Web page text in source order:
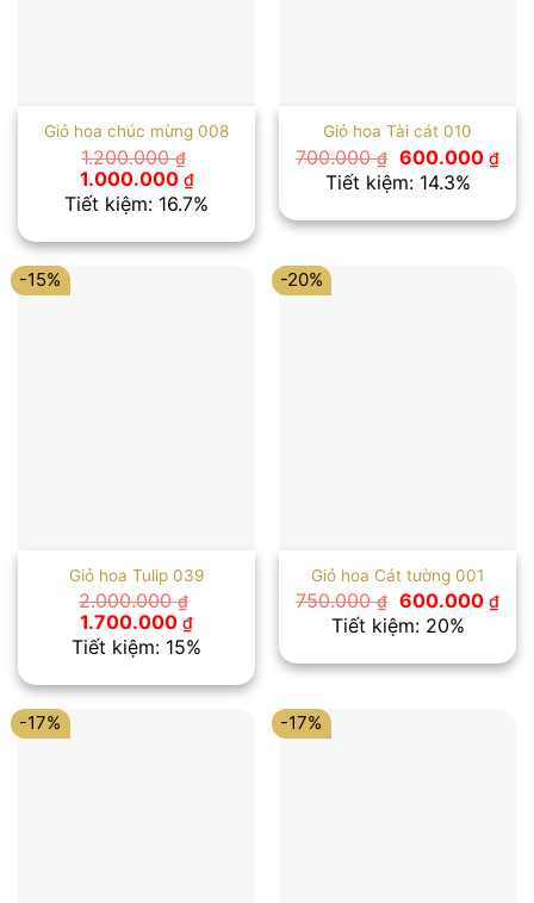
Giỏ hoa chúc mừng 008
1.200.000₫
Giá
gốc
là:
1.000.000 ₫Giá
hiện
tại
1.000.000 ₫.
Tiết kiệm: 16.7%
Giỏ hoa Tài cát 010
700.000₫ Giá
gốc
là:
600.000 ₫Giá
hiện
là:
Tiết kiệm: 14.3%
-15%
Giỏ hoa Tulip 039
2.000.000₫
Giá
gốc
là:
1.700.000 ₫Giá
hiện
tại
1.700.000 ₫.
Tiết kiệm: 15%
-20%
Giỏ hoa Cát tường 001
750.000₫ Giá
gốc
là:
600.000 ₫Giá
hiện
là:
Tiết kiệm: 20%
-17% -17%